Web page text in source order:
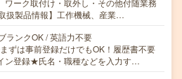
ワーク取付け・取外し・その他付随業務
扱製品情報】工作機械、産業…
ランクOK / 英語力不要
ずは事前登録だけでもOK！履歴書不要
ン登録★氏名・職種などを入力す…